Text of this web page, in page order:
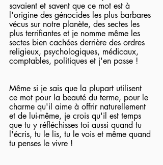
savaient et savent que ce mot est à
l'origine des génocides les plus barbares
vécus sur notre planète, des sectes les
plus terrifiantes et je nomme même les
sectes bien cachées derrière des ordres
religieux, psychologiques, médicaux,
comptables, politiques et j'en passe !
Même si je sais que la plupart utilisent
ce mot pour la beauté du terme, pour le
charme qu'il aime à offrir naturellement
et de lui-même, je crois qu'il est temps
que tu y réfléchisses toi aussi quand tu
l'écris, tu le lis, tu le vois et même quand
tu penses le vivre !